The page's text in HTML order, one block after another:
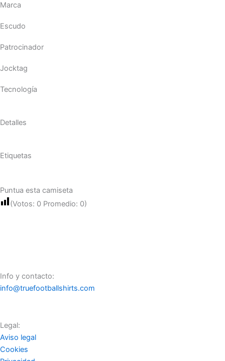
Marca
Escudo
Patrocinador
Jocktag
Tecnología
Detalles
Etiquetas
Puntua esta camiseta
(Votos: 0 Promedio: 0)
Info y contacto:
info@truefootballshirts.com
Legal:
Aviso legal
Cookies